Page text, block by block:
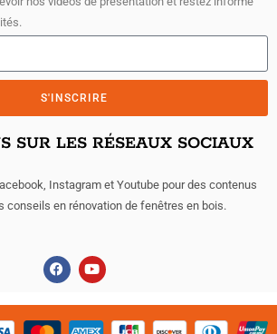
S'INSCRIRE
SUR LES RÉSEAUX SOCIAUX
Instagram et Youtube pour des contenus
conseils en rénovation de fenêtres en bois.